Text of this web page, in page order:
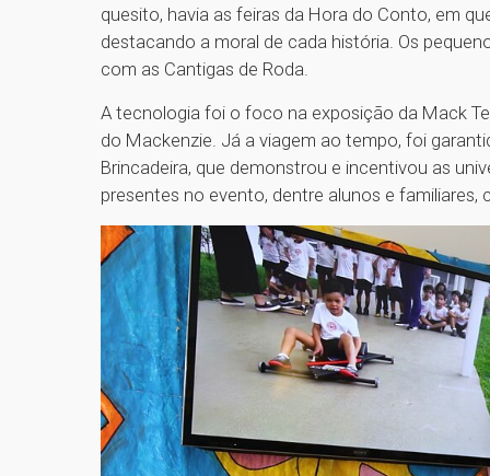
quesito, havia as feiras da Hora do Conto, em
destacando a moral de cada história. Os
com as Cantigas de Roda.
A tecnologia foi o foco na exposição da Mack
do Mackenzie. Já a viagem ao tempo, foi
Brincadeira, que demonstrou e incentivou as
presentes no evento, dentre alunos e familiares,